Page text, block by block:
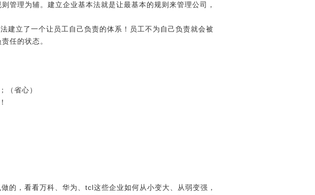
管理为辅。建立企业基本法就是让最基本的规则来管理公司，
建立了一个让员工自己负责的体系！员工不为自己负责就会被
任的状态。
（省心）
的，看看万科、华为、tcl这些企业如何从小变大、从弱变强，